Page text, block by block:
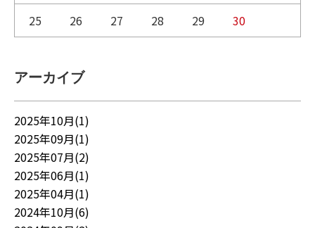
25
26 27 28 29 30
アーカイブ
2025年10月(1)
2025年09月(1)
2025年07月(2)
2025年06月(1)
2025年04月(1)
2024年10月(6)